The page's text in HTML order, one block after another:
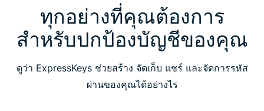
ทำไมต้อง ExpressKeys?
คุณสมบัติอัจฉริยะที่ใช้งานง่าย
เริ่มต้นใช้งาน ExpressKeys
ทุกอย่างที่คุณต้องการ
สำหรับปกป้องบัญชีของคุณ
ดูว่า ExpressKeys ช่วยสร้าง จัดเก็บ แชร์ และจัดการรหัส
ผ่านของคุณได้อย่างไร